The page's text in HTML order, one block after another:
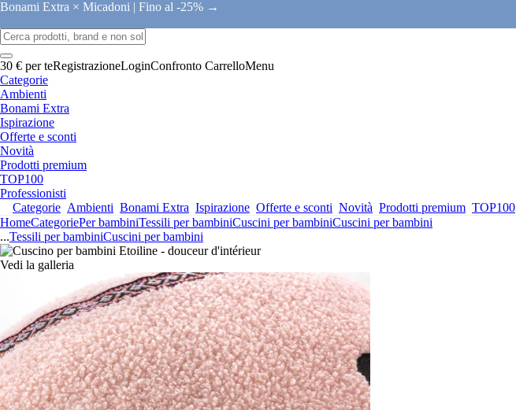
Bonami Extra × Micadoni | Fino al -25% →
30 € per teRegistrazioneLoginConfronto CarrelloMenu
Categorie
Ambienti
Bonami Extra
Ispirazione
Offerte e sconti
Novità
Prodotti premium
TOP100
Professionisti
Categorie Ambienti Bonami Extra Ispirazione Offerte e sconti Novità Prodotti premium TOP100
HomeCategoriePer bambiniTessili per bambiniCuscini per bambiniCuscini per bambini
...Tessili per bambiniCuscini per bambini
Vedi la galleria